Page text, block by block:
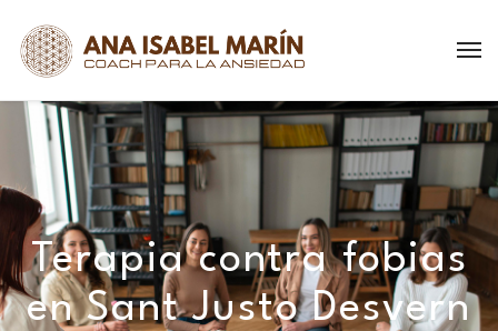
Terapia contra fobias
en Sant Justo Desvern